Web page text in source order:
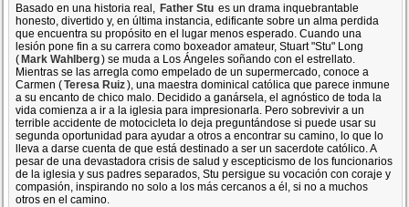
Basado en una historia real, Father Stu es un drama inquebrantable
honesto, divertido y, en última instancia, edificante sobre un alma perdida
que encuentra su propósito en el lugar menos esperado. Cuando una
lesión pone fin a su carrera como boxeador amateur, Stuart "Stu" Long
(Mark Wahlberg) se muda a Los Ángeles soñando con el estrellato.
Mientras se las arregla como empelado de un supermercado, conoce a
Carmen (Teresa Ruiz), una maestra dominical católica que parece inmune
a su encanto de chico malo. Decidido a ganársela, el agnóstico de toda la
vida comienza a ir a la iglesia para impresionarla. Pero sobrevivir a un
terrible accidente de motocicleta lo deja preguntándose si puede usar su
segunda oportunidad para ayudar a otros a encontrar su camino, lo que lo
lleva a darse cuenta de que está destinado a ser un sacerdote católico. A
pesar de una devastadora crisis de salud y escepticismo de los funcionarios
de la iglesia y sus padres separados, Stu persigue su vocación con coraje y
compasión, inspirando no solo a los más cercanos a él, si no a muchos
otros en el camino.